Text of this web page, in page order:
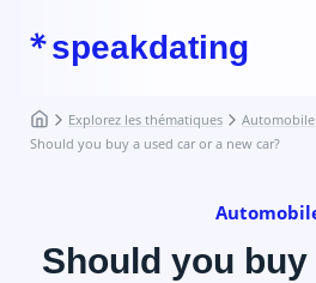
speakdating
Explorez les thématiques Automobile
Should you buy a used car or a new car?
Should you